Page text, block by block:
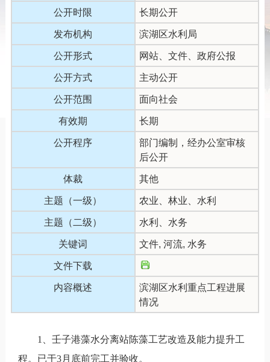
公开时限 长期公开
发布机构 滨湖区水利局
公开形式 网站、文件、政府公报
公开方式 主动公开
公开范围 面向社会
有效期 长期
公开程序
部门编制，经办公室审核
后公开
体裁 其他
主题（一级） 农业、林业、水利
主题（二级） 水利、水务
关键词 文件, 河流, 水务
文件下载
内容概述
滨湖区水利重点工程进展
情况
1、壬子港藻水分离站陈藻工艺改造及能力提升工
程。已于3月底前完工并验收。